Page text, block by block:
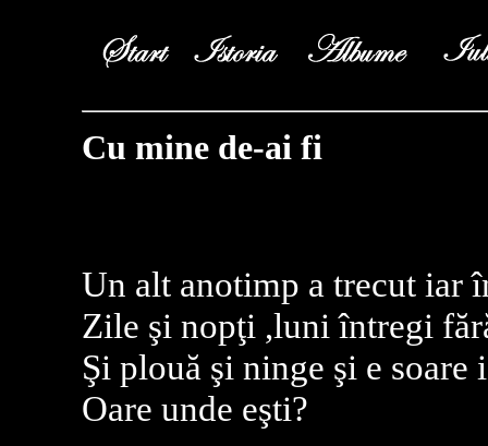
Cu mine de-ai fi
Un alt anotimp a trecut iar
Zile şi nopţi ,luni întregi
Şi plouă şi ninge şi e soare
Oare unde eşti?